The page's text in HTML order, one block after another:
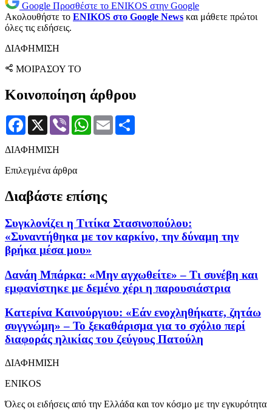
Google Προσθέστε το ENIKOS στην Google
Ακολουθήστε το ENIKOS στο Google News και μάθετε πρώτοι
όλες τις ειδήσεις.
ΔΙΑΦΗΜΙΣΗ
ΜΟΙΡΑΣΟΥ ΤΟ
Κοινοποίηση άρθρου
Facebook
X Viber WhatsApp
Email
ΔΙΑΦΗΜΙΣΗ
Επιλεγμένα άρθρα
Διαβάστε επίσης
Συγκλονίζει η Τιτίκα Στασινοπούλου:
«Συναντήθηκα με τον καρκίνο, την δύναμη την
βρήκα μέσα μου»
Δανάη Μπάρκα: «Μην αγχωθείτε» – Τι συνέβη και
εμφανίστηκε με δεμένο χέρι η παρουσιάστρια
Κατερίνα Καινούργιου: «Εάν ενοχληθήκατε, ζητάω
συγγνώμη» – Το ξεκαθάρισμα για το σχόλιο περί
διαφοράς ηλικίας του ζεύγους Πατούλη
ΔΙΑΦΗΜΙΣΗ
ENIKOS
Όλες οι ειδήσεις από την Ελλάδα και τον κόσμο με την εγκυρότητα